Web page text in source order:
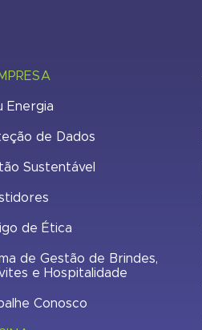
Energia
de Dados
Sustentável
de Ética
de Gestão de Brindes,
e Hospitalidade
Conosco